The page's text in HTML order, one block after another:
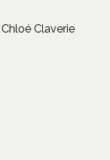
Chloé Claverie